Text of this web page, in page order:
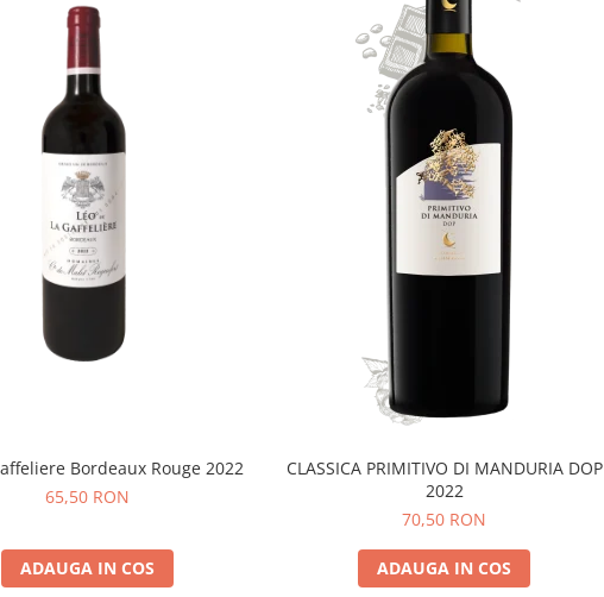
Bordeaux Rouge 2022
65,50 RON
ADAUGA IN COS
CLASSICA PRIMITIVO DI MANDURIA DOP
2022
70,50 RON
ADAUGA IN COS